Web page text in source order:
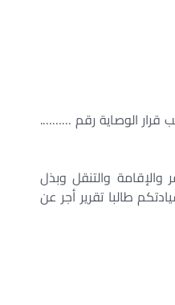
بموجب قرار الوصاية رقم ……….
والتنقل وبذل
هذا الطلب الى سيادتكم طالبا تقرير أجر عن